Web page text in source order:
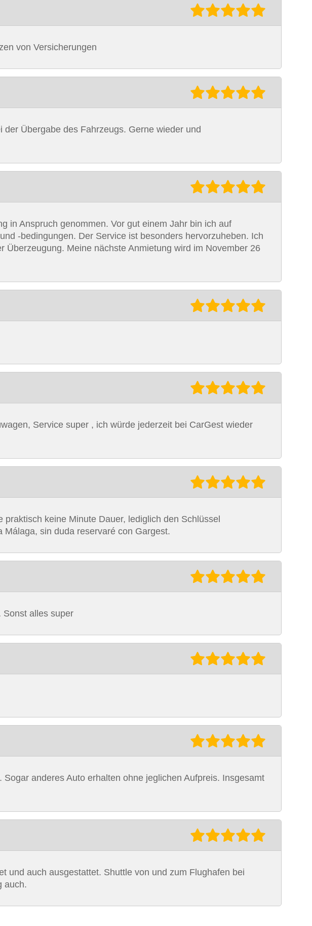
von Versicherungen
Übergabe des Fahrzeugs. Gerne wieder und
in Anspruch genommen. Vor gut einem Jahr bin ich auf
-bedingungen. Der Service ist besonders hervorzuheben. Ich
Meine nächste Anmietung wird im November 26
Service super , ich würde jederzeit bei CarGest wieder
keine Minute Dauer, lediglich den Schlüssel
sin duda reservaré con Gargest.
Sonst alles super
anderes Auto erhalten ohne jeglichen Aufpreis. Insgesamt
und auch ausgestattet. Shuttle von und zum Flughafen bei
auch.